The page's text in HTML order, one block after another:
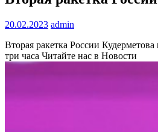
20.02.2023 admin
Вторая ракетка России
три часа Читайте нас в Новости